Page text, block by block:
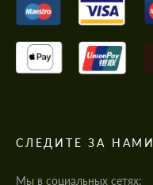
СЛЕДИТЕ ЗА НАМИ
Мы в социальных сетях: